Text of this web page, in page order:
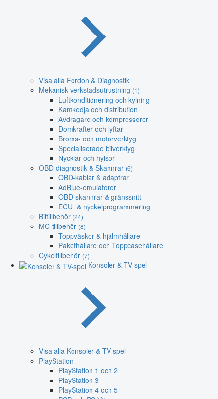
Visa alla Fordon & Diagnostik
Mekanisk verkstadsutrustning (1)
Luftkonditionering och kylning
Kamkedja och distribution
Avdragare och kompressorer
Domkrafter och lyftar
Broms- och motorverktyg
Specialiserade bilverktyg
Nycklar och hylsor
OBD-diagnostik & Skannrar (6)
OBD-kablar & adaptrar
AdBlue-emulatorer
OBD-skannrar & gränssnitt
ECU- & nyckelprogrammering
Biltillbehör (24)
MC-tillbehör (8)
Toppväskor & hjälmhållare
Pakethållare och Toppcasehållare
Cykeltillbehör (7)
Konsoler & TV-spel
Visa alla Konsoler & TV-spel
PlayStation
PlayStation 1 och 2
PlayStation 3
PlayStation 4 och 5